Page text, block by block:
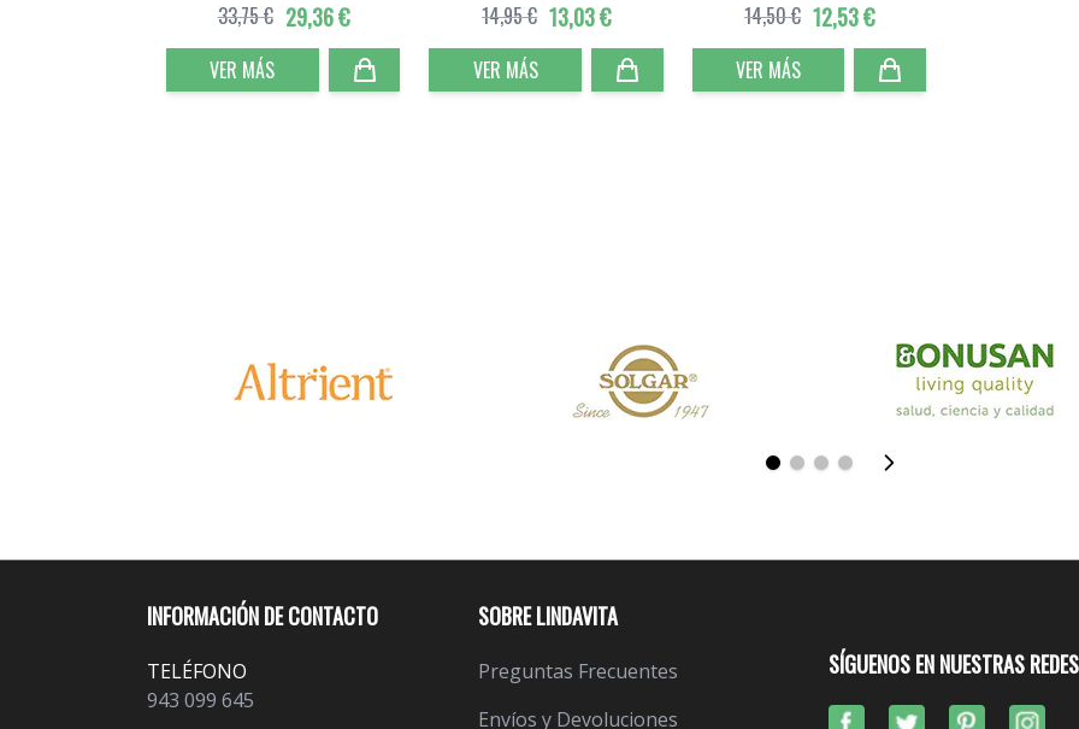
29,36 €
33,75 €
VER MÁS
13,03 €
14,95 €
VER MÁS
12,53 €
14,50 €
VER MÁS
INFORMACIÓN DE CONTACTO
TELÉFONO
943 099 645
SOBRE LINDAVITA
Preguntas Frecuentes
Envíos y Devoluciones
SÍGUENOS EN NUESTRAS